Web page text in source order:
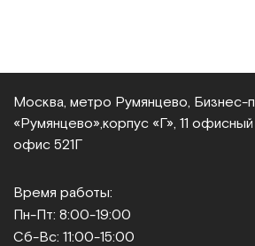
Москва, метро Румянцево,
«Румянцево», корпус «Г», 11
офис 521Г
Время работы:
Пн-Пт: 8:00-19:00
Сб-Вс: 11:00-15:00